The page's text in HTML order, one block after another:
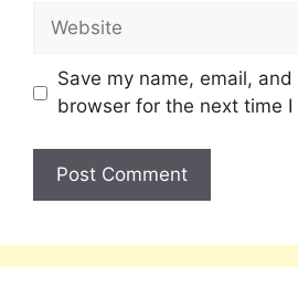
Save my name, email,
browser for the next time I